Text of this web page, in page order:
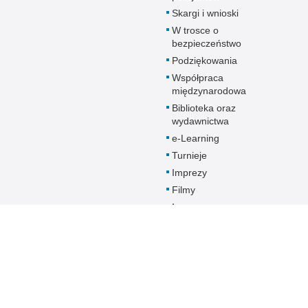
Skargi i wnioski
W trosce o
bezpieczeństwo
Podziękowania
Współpraca
międzynarodowa
Biblioteka oraz
wydawnictwa
e-Learning
Turnieje
Imprezy
Filmy
Inne